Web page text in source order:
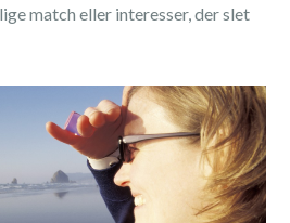
match eller interesser, der slet